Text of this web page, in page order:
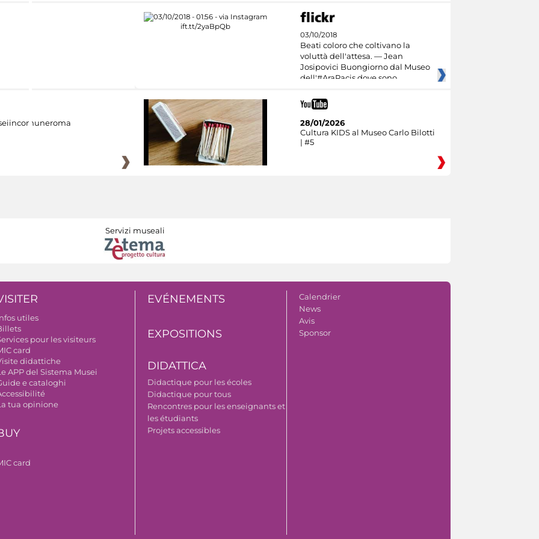
03/10/2018
Beati coloro che coltivano la
voluttà dell'attesa. — Jean
Josipovici Buongiorno dal Museo
dell'#AraPacis dove sono
28/01/2026
Cultura KIDS al Museo Carlo Bilotti
| #5
Servizi museali
utiles
pour les visiteurs
card
didattiche
APP del Sistema Musei
e cataloghi
tua opinione
card
EVÉNEMENTS
EXPOSITIONS
DIDATTICA
Didactique pour les écoles
Didactique pour tous
Rencontres pour les enseignants et
les étudiants
Projets accessibles
Calendrier
News
Avis
Sponsor